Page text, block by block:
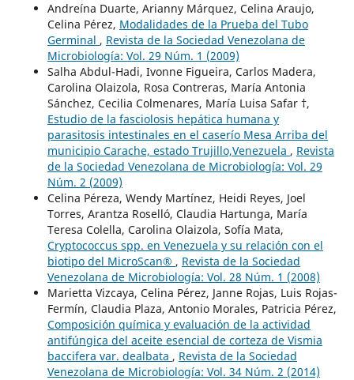
Andreína Duarte, Arianny Márquez, Celina Araujo,
Celina Pérez, Modalidades de la Prueba del Tubo
Germinal , Revista de la Sociedad Venezolana de
Microbiología: Vol. 29 Núm. 1 (2009)
Salha Abdul-Hadi, Ivonne Figueira, Carlos Madera,
Carolina Olaizola, Rosa Contreras, María Antonia
Sánchez, Cecilia Colmenares, María Luisa Safar †,
Estudio de la fasciolosis hepática humana y
parasitosis intestinales en el caserío Mesa Arriba del
municipio Carache, estado Trujillo,Venezuela , Revista
de la Sociedad Venezolana de Microbiología: Vol. 29
Núm. 2 (2009)
Celina Péreza, Wendy Martínez, Heidi Reyes, Joel
Torres, Arantza Roselló, Claudia Hartunga, María
Teresa Colella, Carolina Olaizola, Sofía Mata,
Cryptococcus spp. en Venezuela y su relación con el
biotipo del MicroScan® , Revista de la Sociedad
Venezolana de Microbiología: Vol. 28 Núm. 1 (2008)
Marietta Vizcaya, Celina Pérez, Janne Rojas, Luis Rojas-
Fermín, Claudia Plaza, Antonio Morales, Patricia Pérez,
Composición química y evaluación de la actividad
antifúngica del aceite esencial de corteza de Vismia
baccifera var. dealbata , Revista de la Sociedad
Venezolana de Microbiología: Vol. 34 Núm. 2 (2014)